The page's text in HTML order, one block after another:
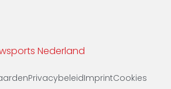
Nederland
PrivacybeleidImprintCookies